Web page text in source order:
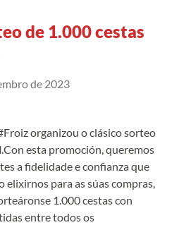
de 1.000 cestas
de 2023
organizou o clásico sorteo
.Con esta promoción, queremos
a fidelidade e confianza que
elixirnos para as súas compras,
1.000 cestas con
entre todos os